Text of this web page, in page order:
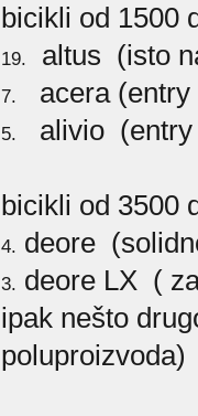
bicikli od 1500
19. altus (isto
7. acera (entry
5. alivio (entry
bicikli od 3500
4. deore
3. deore LX (
ipak nešto
poluproizvoda)